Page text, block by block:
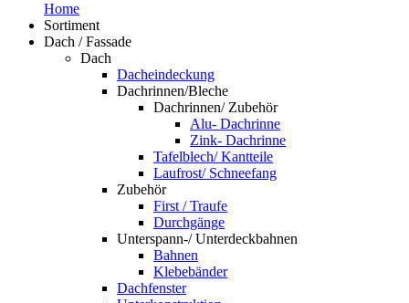
Home
Sortiment
Dach / Fassade
Dach
Dacheindeckung
Dachrinnen/Bleche
Dachrinnen/ Zubehör
Alu- Dachrinne
Zink- Dachrinne
Tafelblech/ Kantteile
Laufrost/ Schneefang
Zubehör
First / Traufe
Durchgänge
Unterspann-/ Unterdeckbahnen
Bahnen
Klebebänder
Dachfenster